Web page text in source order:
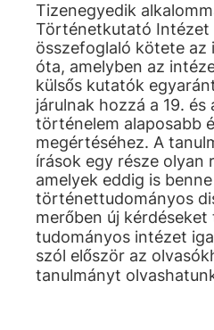
Tizenegyedik
Történetkutató Intézet
összefoglaló kötete az
óta, amelyben az
külsős kutatók
járulnak hozzá a 19.
történelem alaposabb
megértéséhez. A
írások egy része olyan
amelyek eddig is
történettudományos
merőben új
tudományos intézet
szól először az
tanulmányt